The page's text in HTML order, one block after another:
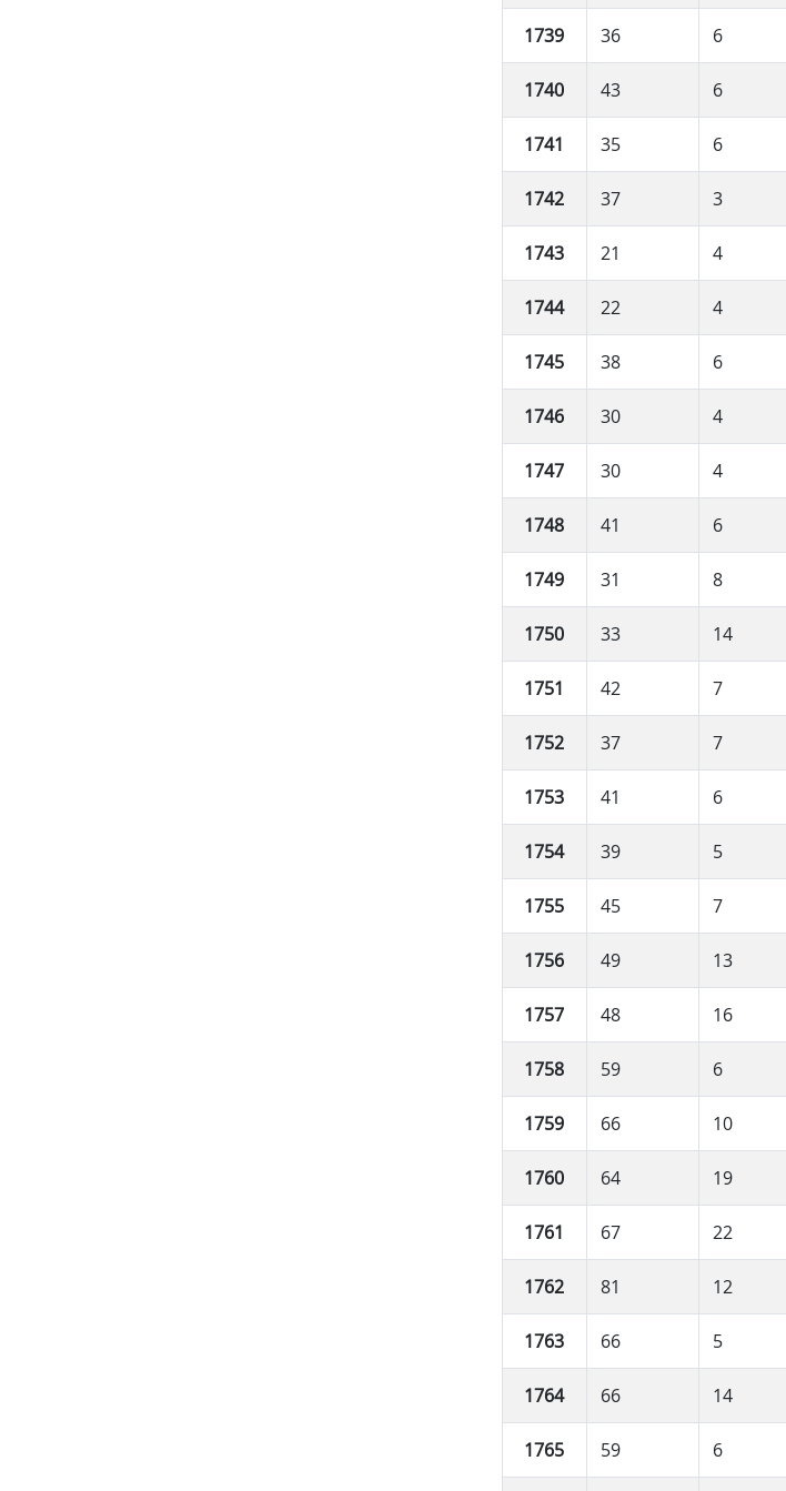
1739 36 6
1740 43 6
1741 35 6
1742 37 3
1743 21 4
1744 22 4
1745 38 6
1746 30 4
1747 30 4
1748 41 6
1749 31 8
1750 33 14
1751 42 7
1752 37 7
1753 41 6
1754 39 5
1755 45 7
1756 49 13
1757 48 16
1758 59 6
1759 66 10
1760 64 19
1761 67 22
1762 81 12
1763 66 5
1764 66 14
1765 59 6